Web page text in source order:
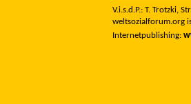
V.i.s.d.P.: T. Trotzki,
weltsozialforum.org
Internetpublishing: